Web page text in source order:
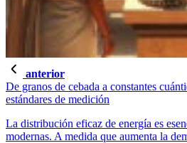
anterior
De granos de cebada a constantes
estándares de medición
La distribución eficaz de energía es
modernas. A medida que aumenta la